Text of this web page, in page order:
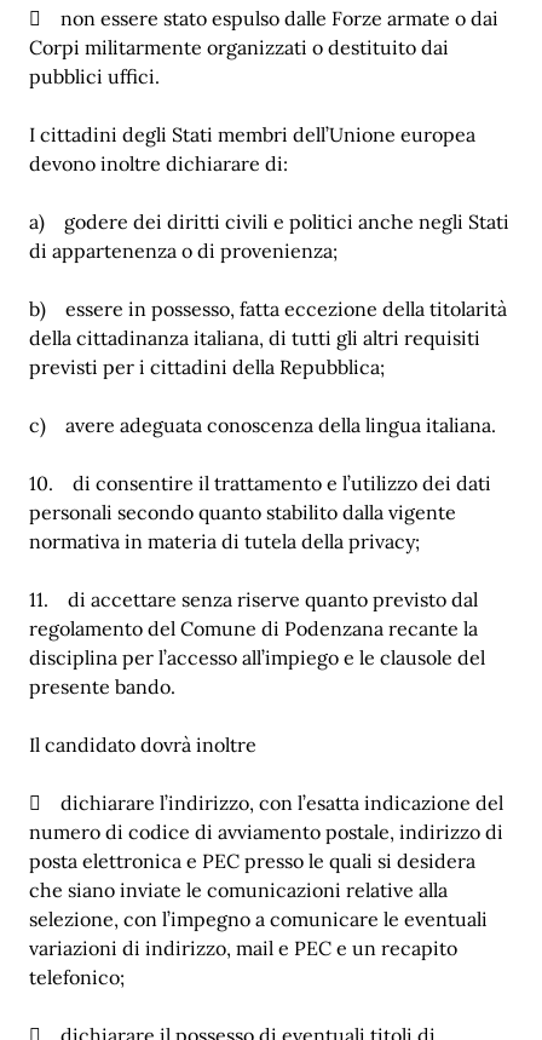
 non essere stato espulso dalle Forze armate o dai
Corpi militarmente organizzati o destituito dai
pubblici uffici.
I cittadini degli Stati membri dell’Unione europea
devono inoltre dichiarare di:
a) godere dei diritti civili e politici anche negli Stati
di appartenenza o di provenienza;
b) essere in possesso, fatta eccezione della titolarità
della cittadinanza italiana, di tutti gli altri requisiti
previsti per i cittadini della Repubblica;
c) avere adeguata conoscenza della lingua italiana.
10. di consentire il trattamento e l’utilizzo dei dati
personali secondo quanto stabilito dalla vigente
normativa in materia di tutela della privacy;
11. di accettare senza riserve quanto previsto dal
regolamento del Comune di Podenzana recante la
disciplina per l’accesso all’impiego e le clausole del
presente bando.
Il candidato dovrà inoltre
 dichiarare l’indirizzo, con l’esatta indicazione del
numero di codice di avviamento postale, indirizzo di
posta elettronica e PEC presso le quali si desidera
che siano inviate le comunicazioni relative alla
selezione, con l’impegno a comunicare le eventuali
variazioni di indirizzo, mail e PEC e un recapito
telefonico;
 dichiarare il possesso di eventuali titoli di